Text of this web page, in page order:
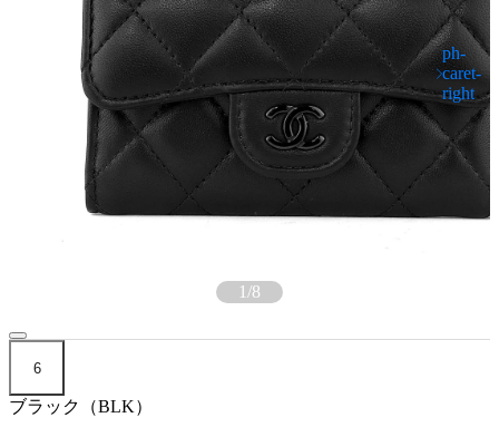
1/8
6
ブラック（BLK）